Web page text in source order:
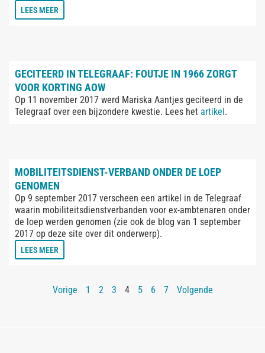
LEES MEER
GECITEERD IN TELEGRAAF: FOUTJE IN 1966 ZORGT
VOOR KORTING AOW
Op 11 november 2017 werd Mariska Aantjes geciteerd in de
Telegraaf over een bijzondere kwestie. Lees het artikel.
MOBILITEITSDIENST-VERBAND ONDER DE LOEP
GENOMEN
Op 9 september 2017 verscheen een artikel in de Telegraaf
waarin mobiliteitsdienstverbanden voor ex-ambtenaren onder
de loep werden genomen (zie ook de blog van 1 september
2017 op deze site over dit onderwerp).
LEES MEER
Vorige 1 2 3 4 5 6 7 Volgende